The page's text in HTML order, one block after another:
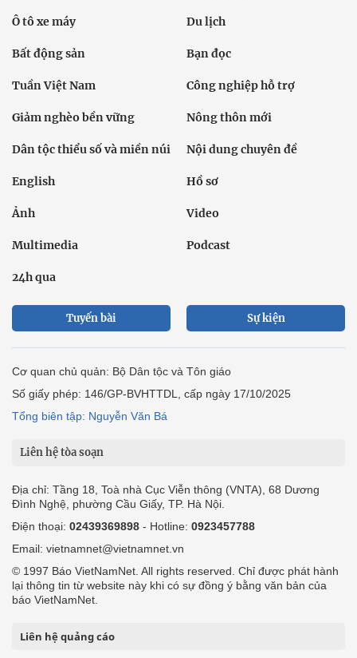
Ô tô xe máy Du lịch
Bất động sản Bạn đọc
Tuần Việt Nam Công nghiệp hỗ trợ
Giảm nghèo bền vững Nông thôn mới
Dân tộc thiểu số và miền núi Nội dung chuyên đề
English Hồ sơ
Ảnh Video
Multimedia Podcast
24h qua
Tuyến bài Sự kiện
Cơ quan chủ quản: Bộ Dân tộc và Tôn giáo
Số giấy phép: 146/GP-BVHTTDL, cấp ngày 17/10/2025
Tổng biên tập: Nguyễn Văn Bá
Liên hệ tòa soạn
Địa chỉ: Tầng 18, Toà nhà Cục Viễn thông (VNTA), 68 Dương
Đình Nghệ, phường Cầu Giấy, TP. Hà Nội.
Điện thoại: 02439369898 - Hotline: 0923457788
Email: vietnamnet@vietnamnet.vn
© 1997 Báo VietNamNet. All rights reserved. Chỉ được phát hành
lại thông tin từ website này khi có sự đồng ý bằng văn bản của
báo VietNamNet.
Liên hệ quảng cáo